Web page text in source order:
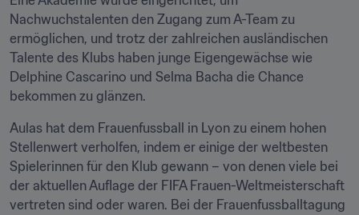
Nachwuchstalenten den Zugang zum A-Team zu
ermöglichen, und trotz der zahlreichen ausländischen
Talente des Klubs haben junge Eigengewächse wie
Delphine Cascarino und Selma Bacha die Chance
bekommen zu glänzen.
Aulas hat dem Frauenfussball in Lyon zu einem hohen
Stellenwert verholfen, indem er einige der weltbesten
Spielerinnen für den Klub gewann – von denen viele bei
der aktuellen Auflage der FIFA Frauen-Weltmeisterschaft
vertreten sind oder waren. Bei der Frauenfussballtagung